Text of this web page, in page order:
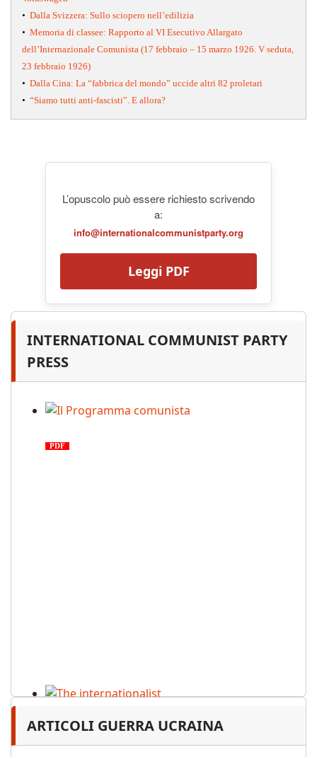
• Dalla Svizzera: Sullo sciopero nell’edilizia
• Memoria di classee: Rapporto al VI Esecutivo Allargato
dell’Internazionale Comunista (17 febbraio – 15 marzo 1926. V seduta,
23 febbraio 1926)
• Dalla Cina: La “fabbrica del mondo” uccide altri 82 proletari
• “Siamo tutti anti-fascisti”. E allora?
L’opuscolo può essere richiesto scrivendo
a:
info@internationalcommunistparty.org
Leggi PDF
INTERNATIONAL COMMUNIST PARTY
PRESS
PDF
PDF n.12, 2026
ARTICOLI GUERRA UCRAINA